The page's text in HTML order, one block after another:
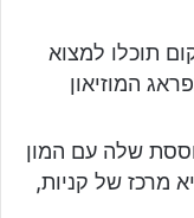
תוכלו למצוא
המוזיאון
שלה עם המון
מרכז של קניות,